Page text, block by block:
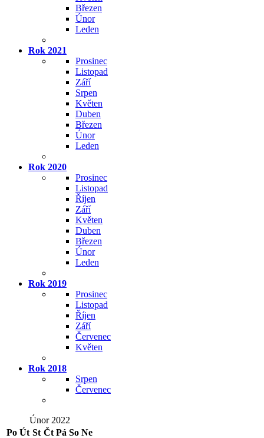
Březen
Únor
Leden
Rok 2021
Prosinec
Listopad
Září
Srpen
Květen
Duben
Březen
Únor
Leden
Rok 2020
Prosinec
Listopad
Říjen
Září
Květen
Duben
Březen
Únor
Leden
Rok 2019
Prosinec
Listopad
Říjen
Září
Červenec
Květen
Rok 2018
Srpen
Červenec
Únor 2022
Po Út St Čt Pá So Ne